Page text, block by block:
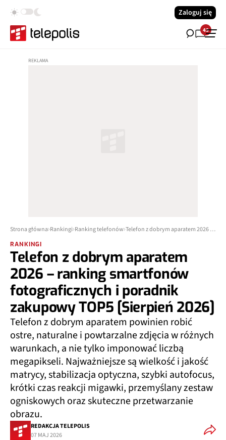
Zaloguj się
43
Strona główna Rankingi Ranking telefonów Telefon z dobrym aparatem 2026 – ranking smartfonów fotograficznych i poradnik zakupowy TOP5 [Sierpień 2026]
RANKINGI
Telefon z dobrym aparatem
2026 – ranking smartfonów
fotograficznych i poradnik
zakupowy TOP5 [Sierpień 2026]
Telefon z dobrym aparatem powinien robić
ostre, naturalne i powtarzalne zdjęcia w różnych
warunkach, a nie tylko imponować liczbą
megapikseli. Najważniejsze są wielkość i jakość
matrycy, stabilizacja optyczna, szybki autofocus,
krótki czas reakcji migawki, przemyślany zestaw
ogniskowych oraz skuteczne przetwarzanie
obrazu.
REDAKCJA TELEPOLIS
07 MAJ 2026